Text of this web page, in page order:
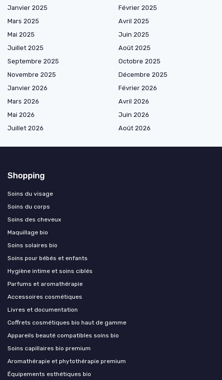
Janvier 2025
Février 2025
Mars 2025
Avril 2025
Mai 2025
Juin 2025
Juillet 2025
Août 2025
Septembre 2025
Octobre 2025
Novembre 2025
Décembre 2025
Janvier 2026
Février 2026
Mars 2026
Avril 2026
Mai 2026
Juin 2026
Juillet 2026
Août 2026
Shopping
Soins du visage
Soins du corps
Soins des cheveux
Maquillage bio
Soins solaires bio
Soins pour bébés et enfants
Hygiène intime et soins ciblés
Parfums et aromathérapie
Accessoires cosmétiques
Livres et documentation
Coffrets cosmétiques bio haut de gamme
Appareils beauté compatibles soins bio
Soins capillaires bio premium
Aromathérapie et phytothérapie premium
Équipements esthétiques bio